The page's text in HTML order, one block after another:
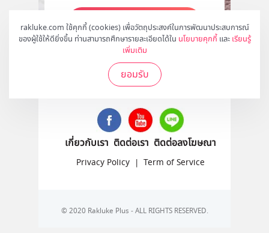
rakluke.com ใช้คุกกี้ (cookies) เพื่อวัตถุประสงค์ในการพัฒนาประสบการณ์
ของผู้ใช้ให้ดียิ่งขึ้น ท่านสามารถศึกษารายละเอียดได้ใน นโยบายคุกกี้ และ เรียนรู้
เพิ่มเติม
ยอมรับ
สมัคร
ติดตามเราได้ที่
เกี่ยวกับเรา ติดต่อเรา ติดต่อลงโฆษณา
Privacy Policy | Term of Service
© 2020 Rakluke Plus - ALL RIGHTS RESERVED.